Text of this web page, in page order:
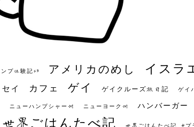
プ体験記S3 アメリカのめし イスラ
イ カフェ ゲイ ゲイクルーズ旅日記 ゲイ
ニューハンプシャー州 ニューヨーク州 ハンバーガー
世界ごはんたべ記 世界ごはんたべ記 #プ